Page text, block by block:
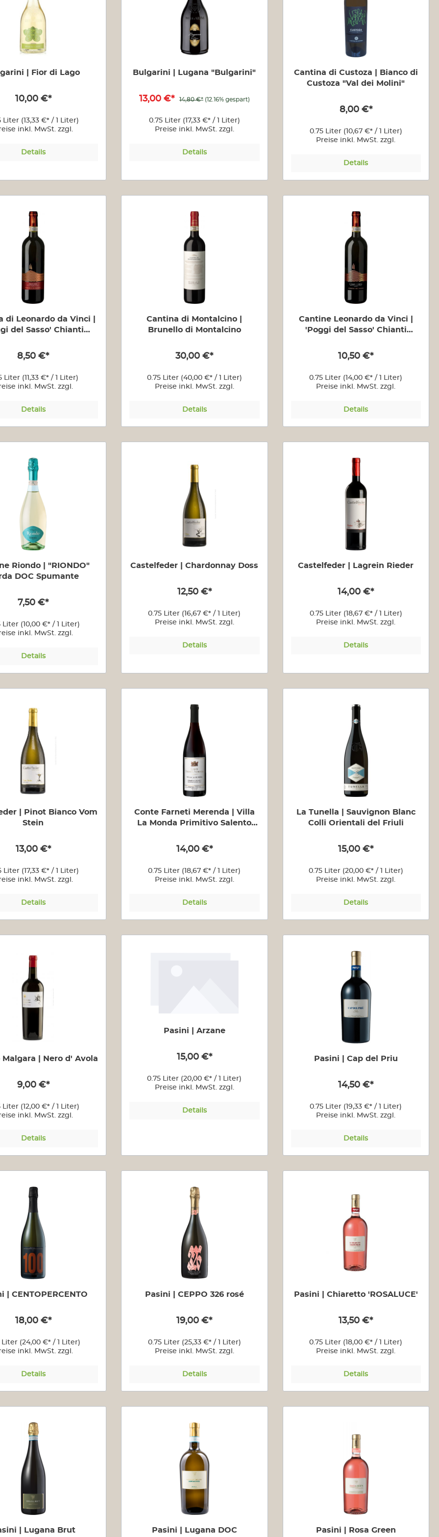
Apulien
San Marzano
Terrecarsiche1939
Emilia-Romagna
Friaul
Pasini/San Giovanni
Selva Capuzza
Piemont
Braida
Vietti
Sizilien
Morgante
Südtirol
Castelfeder
Toscana
Cantina di Montalcino
Tolaini
Le Fraghe
Prá Vini
Weine aus Neuseeland Weine aus Österreich Weine aus der Schweiz
Wein-Sale alkoholfrei
| Fior di Lago
10,00 €*
Liter (13,33 €* / 1 Liter)
inkl. MwSt. zzgl.
Details
Bulgarini | Lugana "Bulgarini"
13,00 €* 14,80 €* (12.16% gespart)
0.75 Liter (17,33 €* / 1 Liter)
Preise inkl. MwSt. zzgl.
Details
Cantina di Custoza | Bianco di
Custoza "Val dei Molini"
8,00 €*
0.75 Liter (10,67 €* / 1 Liter)
Preise inkl. MwSt. zzgl.
Details
di Leonardo da Vinci |
del Sasso' Chianti
8,50 €*
Liter (11,33 €* / 1 Liter)
inkl. MwSt. zzgl.
Details
Cantina di Montalcino |
Brunello di Montalcino
30,00 €*
0.75 Liter (40,00 €* / 1 Liter)
Preise inkl. MwSt. zzgl.
Details
Cantine Leonardo da Vinci |
'Poggi del Sasso' Chianti
10,50 €*
0.75 Liter (14,00 €* / 1 Liter)
Preise inkl. MwSt. zzgl.
Details
Riondo | "RIONDO"
DOC Spumante
7,50 €*
Liter (10,00 €* / 1 Liter)
inkl. MwSt. zzgl.
Details
Castelfeder | Chardonnay Doss
12,50 €*
0.75 Liter (16,67 €* / 1 Liter)
Preise inkl. MwSt. zzgl.
Details
Castelfeder | Lagrein Rieder
14,00 €*
0.75 Liter (18,67 €* / 1 Liter)
Preise inkl. MwSt. zzgl.
Details
| Pinot Bianco Vom
Stein
13,00 €*
Liter (17,33 €* / 1 Liter)
inkl. MwSt. zzgl.
Details
Conte Farneti Merenda | Villa
La Monda Primitivo Salento
14,00 €*
0.75 Liter (18,67 €* / 1 Liter)
Preise inkl. MwSt. zzgl.
Details
La Tunella | Sauvignon Blanc
Colli Orientali del Friuli
15,00 €*
0.75 Liter (20,00 €* / 1 Liter)
Preise inkl. MwSt. zzgl.
Details
Malgara | Nero d' Avola
9,00 €*
Liter (12,00 €* / 1 Liter)
inkl. MwSt. zzgl.
Details
Pasini | Arzane
15,00 €*
0.75 Liter (20,00 €* / 1 Liter)
Preise inkl. MwSt. zzgl.
Details
Pasini | Cap del Priu
14,50 €*
0.75 Liter (19,33 €* / 1 Liter)
Preise inkl. MwSt. zzgl.
Details
| CENTOPERCENTO
18,00 €*
Liter (24,00 €* / 1 Liter)
inkl. MwSt. zzgl.
Details
Pasini | CEPPO 326 rosé
19,00 €*
0.75 Liter (25,33 €* / 1 Liter)
Preise inkl. MwSt. zzgl.
Details
Pasini | Chiaretto 'ROSALUCE'
13,50 €*
0.75 Liter (18,00 €* / 1 Liter)
Preise inkl. MwSt. zzgl.
Details
| Lugana Brut Pasini | Lugana DOC Pasini | Rosa Green